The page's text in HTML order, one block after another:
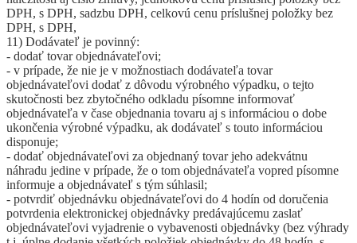
DPH, s DPH, sadzbu DPH, celkovú cenu príslušnej položky bez
DPH, s DPH,
11) Dodávateľ je povinný:
- dodať tovar objednávateľovi;
- v prípade, že nie je v možnostiach dodávateľa tovar
objednávateľovi dodať z dôvodu výrobného výpadku, o tejto
skutočnosti bez zbytočného odkladu písomne informovať
objednávateľa v čase objednania tovaru aj s informáciou o dobe
ukončenia výrobné výpadku, ak dodávateľ s touto informáciou
disponuje;
- dodať objednávateľovi za objednaný tovar jeho adekvátnu
náhradu jedine v prípade, že o tom objednávateľa vopred písomne
informuje a objednávateľ s tým súhlasil;
- potvrdiť objednávku objednávateľovi do 4 hodín od doručenia
potvrdenia elektronickej objednávky predávajúcemu zaslať
objednávateľovi vyjadrenie o vybavenosti objednávky (bez výhrady